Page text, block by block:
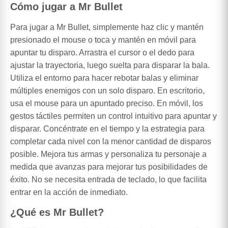
Cómo jugar a Mr Bullet
Para jugar a Mr Bullet, simplemente haz clic y mantén
presionado el mouse o toca y mantén en móvil para
apuntar tu disparo. Arrastra el cursor o el dedo para
ajustar la trayectoria, luego suelta para disparar la bala.
Utiliza el entorno para hacer rebotar balas y eliminar
múltiples enemigos con un solo disparo. En escritorio,
usa el mouse para un apuntado preciso. En móvil, los
gestos táctiles permiten un control intuitivo para apuntar y
disparar. Concéntrate en el tiempo y la estrategia para
completar cada nivel con la menor cantidad de disparos
posible. Mejora tus armas y personaliza tu personaje a
medida que avanzas para mejorar tus posibilidades de
éxito. No se necesita entrada de teclado, lo que facilita
entrar en la acción de inmediato.
¿Qué es Mr Bullet?